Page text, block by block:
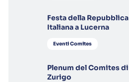
Festa della Repubblica
Italiana a Lucerna
Eventi Comites
Plenum del Comites di
Zurigo